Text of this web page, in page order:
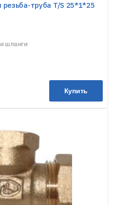
резьба-труба T/S 25*1*25
шланги
Купить